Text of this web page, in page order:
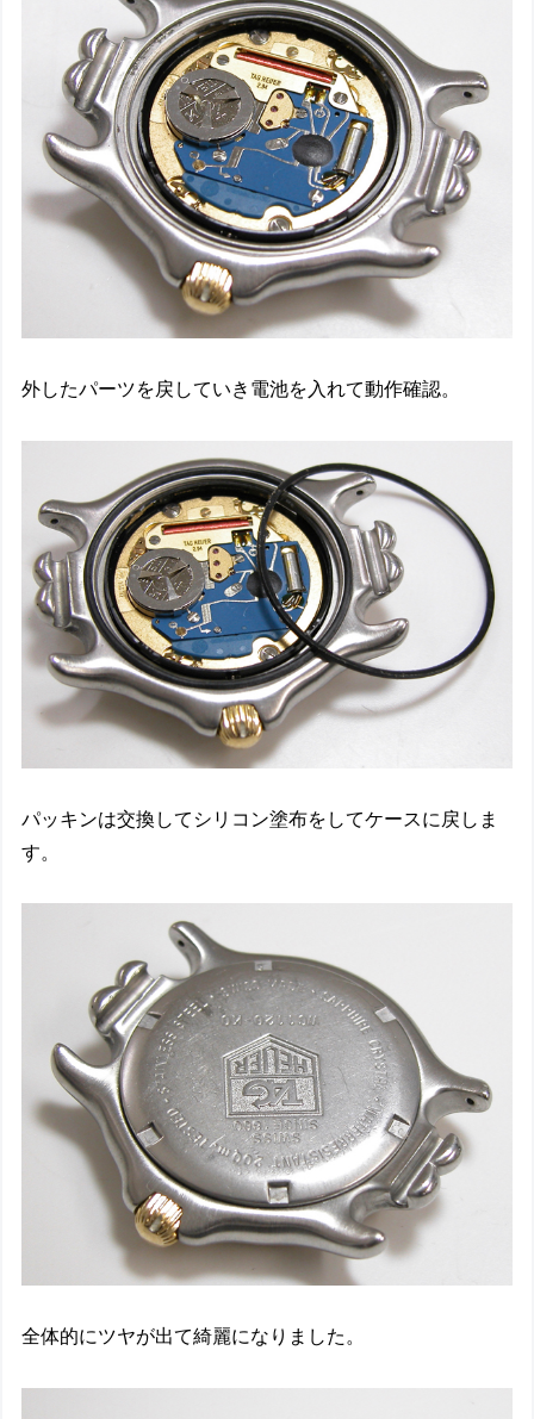
外したパーツを戻していき電池を入れて動作確認。
パッキンは交換してシリコン塗布をしてケースに戻しま
す。
全体的にツヤが出て綺麗になりました。